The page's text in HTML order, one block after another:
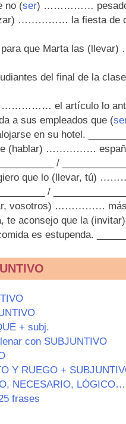
no (ser) …………… pesado
…………… la fiesta de
para que Marta las
del final de la
el artículo lo antes
a sus empleados que (
en su hotel.
(hablar) ……………
/
que lo (llevar, tú)
/ ______________
vosotros) …………… más
te aconsejo que la
es estupenda.
+ subj.
con SUBJUNTIVO
Y RUEGO +
NECESARIO,
frases